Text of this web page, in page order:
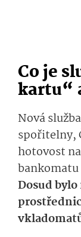
Co je
kartu“
Nová
spořitelny,
hotovost
Dosud